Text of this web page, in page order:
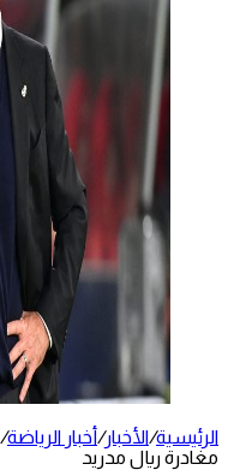
الرئيسية/الأخبار/أخبار الرياضة/
مغادرة ريال مدريد